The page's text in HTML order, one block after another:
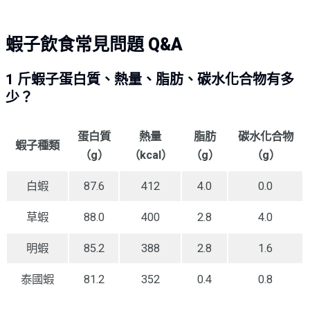
蝦子飲食常見問題 Q&A
1 斤蝦子蛋白質、熱量、脂肪、碳水化合物有多
少？
蝦子種類
蛋白質
（g）
熱量
（kcal）
脂肪
（g）
碳水化合物
（g）
白蝦 87.6 412 4.0 0.0
草蝦 88.0 400 2.8 4.0
明蝦 85.2 388 2.8 1.6
泰國蝦 81.2 352 0.4 0.8